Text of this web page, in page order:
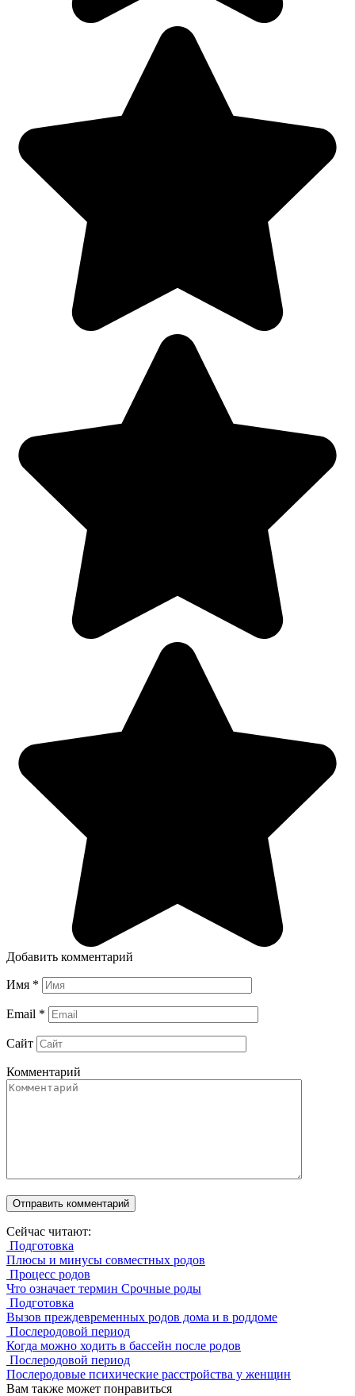
Добавить комментарий
Имя *
Email *
Сайт
Комментарий
Сейчас читают:
Подготовка
Плюсы и минусы совместных родов
Процесс родов
Что означает термин Срочные роды
Подготовка
Вызов преждевременных родов дома и в роддоме
Послеродовой период
Когда можно ходить в бассейн после родов
Послеродовой период
Послеродовые психические расстройства у женщин
Вам также может понравиться